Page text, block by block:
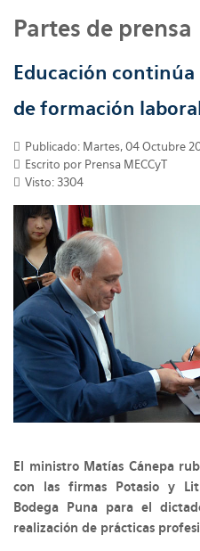
Partes de prensa
Educación
de formación
Publicado: Martes, 04 Octubre
Escrito por Prensa MECCyT
Visto: 3304
El ministro Matías Cánepa
con las firmas Potasio y
Bodega Puna para el
realización de prácticas